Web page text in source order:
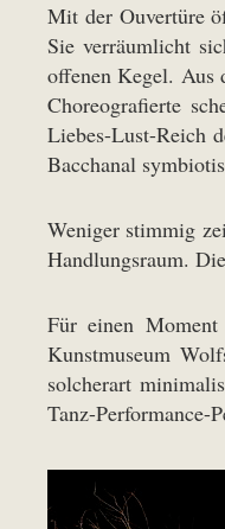
Mit der Ouvertüre
Sie verräumlicht
offenen Kegel. Aus
Choreografierte
Liebes-Lust-Reich
Bacchanal
Weniger stimmig
Handlungsraum.
Für einen
Kunstmuseum
solcherart
Tanz-Performance-